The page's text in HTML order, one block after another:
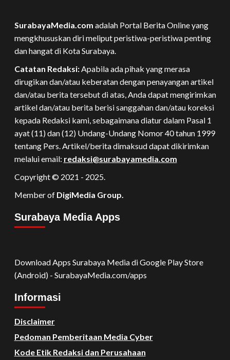
SurabayaMedia.com adalah Portal Berita Online yang
mengkhususkan diri meliput peristiwa-peristiwa penting
dan hangat di Kota Surabaya.
Catatan Redaksi:Apabila ada pihak yang merasa
dirugikan dan/atau keberatan dengan penayangan artikel
dan/atau berita tersebut di atas, Anda dapat mengirimkan
artikel dan/atau berita berisi sanggahan dan/atau koreksi
kepada Redaksi kami, sebagaimana diatur dalam Pasal 1
ayat (11) dan (12) Undang-Undang Nomor 40 tahun 1999
tentang Pers. Artikel/berita dimaksud dapat dikirimkan
melalui email: redaksi@surabayamedia.com
Copyright © 2021 - 2025.
Member of DigiMedia Group.
Surabaya Media Apps
Download Apps Surabaya Media di Google Play Store
(Android) - SurabayaMedia.com/apps
Informasi
Disclaimer
Pedoman Pemberitaan Media Cyber
Kode Etik Redaksi dan Perusahaan